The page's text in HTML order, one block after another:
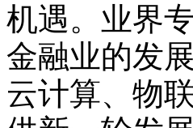
机遇。业界
金融业的发
云计算、物